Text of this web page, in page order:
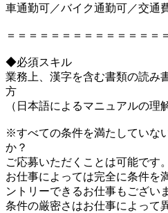
車通勤可／バイク通勤可／交通
＝＝＝＝＝＝＝＝＝＝＝＝＝＝＝
◆必須スキル
業務上、漢字を含む書類の読み
方
（日本語によるマニュアルの理
※すべての条件を満たしていな
か？
ご応募いただくことは可能です。
お仕事によっては完全に条件を
ントリーできるお仕事もござい
条件の厳密さはお仕事によって